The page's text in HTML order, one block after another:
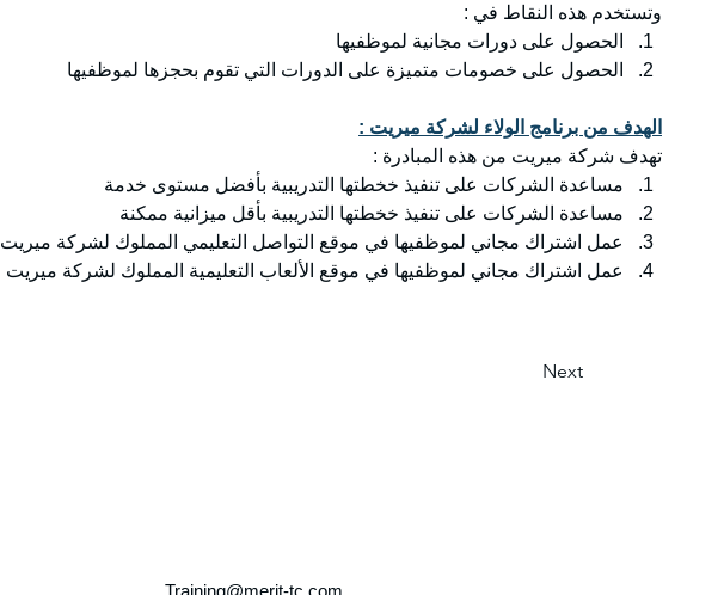
وتستخدم هذه النقاط في :
الحصول على دورات مجانية لموظفيها
الحصول على خصومات متميزة على الدورات التي تقوم بحجزها لموظفيها
الهدف من برنامج الولاء لشركة ميريت :
تهدف شركة ميريت من هذه المبادرة :
مساعدة الشركات على تنفيذ خخطتها التدريبية بأفضل مستوى خدمة
مساعدة الشركات على تنفيذ خخطتها التدريبية بأقل ميزانية ممكنة
عمل اشتراك مجاني لموظفيها في موقع التواصل التعليمي المملوك لشركة ميريت
عمل اشتراك مجاني لموظفيها في موقع الألعاب التعليمية المملوك لشركة ميريت
Next
Training@merit-tc.com